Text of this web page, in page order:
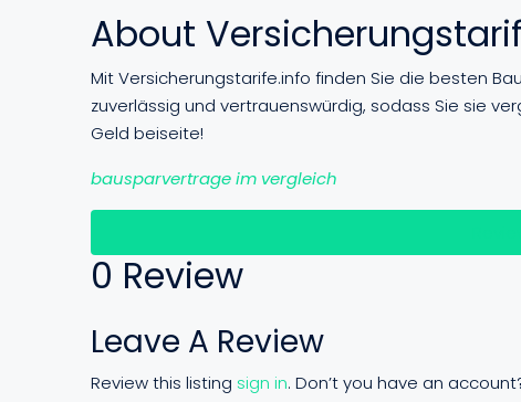
About
Mit Versicherungstarife.info finden Sie die besten
zuverlässig und vertrauenswürdig, sodass Sie sie
Geld beiseite!
bausparvertrage im vergleich
0 Review
Leave A Review
Review this listing sign in. Don’t you have an